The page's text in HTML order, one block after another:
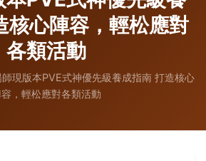
核心陣容，輕松應對
各類活動
現版本PVE式神優先級養成指南 打造核心
，輕松應對各類活動